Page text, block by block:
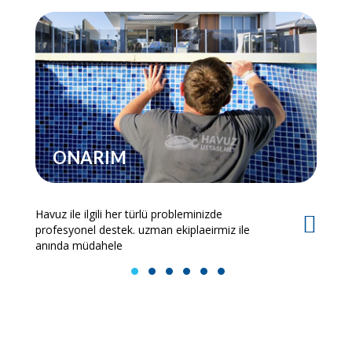
ONARIM
Havuz ile ilgili her türlü probleminizde
profesyonel destek. uzman ekiplaeirmiz ile
anında müdahele
1 2 3 4 5 6